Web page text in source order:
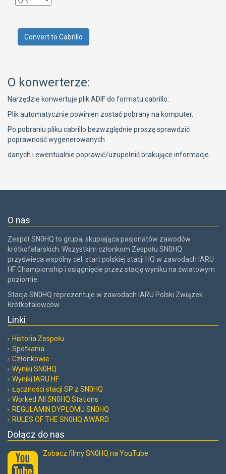
O konwerterze:
Narzędzie konwertuje plik ADIF do formatu cabrillo:
Plik automatycznie powinien zostać pobrany na komputer.
Po pobraniu pliku cabrillo bezwzględnie proszę sprawdzić
poprawność wygenerowanych
danych i ewentualnie poprawić/uzupełnić brakujące informacje.
O nas
Zespół SN0HQ to grupa, skupiająca pasjonatów zawodów
krótkofalarskich. Wszystkim członkom Zespołu SN0HQ
przyświeca wspólny cel: start polskiej stacji HQ w zawodach IARU
HF Championship i osiągnięcie przez stację wyniku na światowym
poziomie.
Stacja SN0HQ reprezentuje w zawodach IARU Polski Związek
Krótkofalowców.
Linki
Historia Zespołu
Spotkania
Członkowie
Wyniki SN0HQ
Wyniki IARU HF
Łączności stacji SP z SN0HQ
Worked All SN0HQ Stations
REGULAMIN DYPLOMU SN0HQ
RULES OF THE SN0HQ AWARD
Dołącz do nas
Zobacz filmy SN0HQ na YouTube